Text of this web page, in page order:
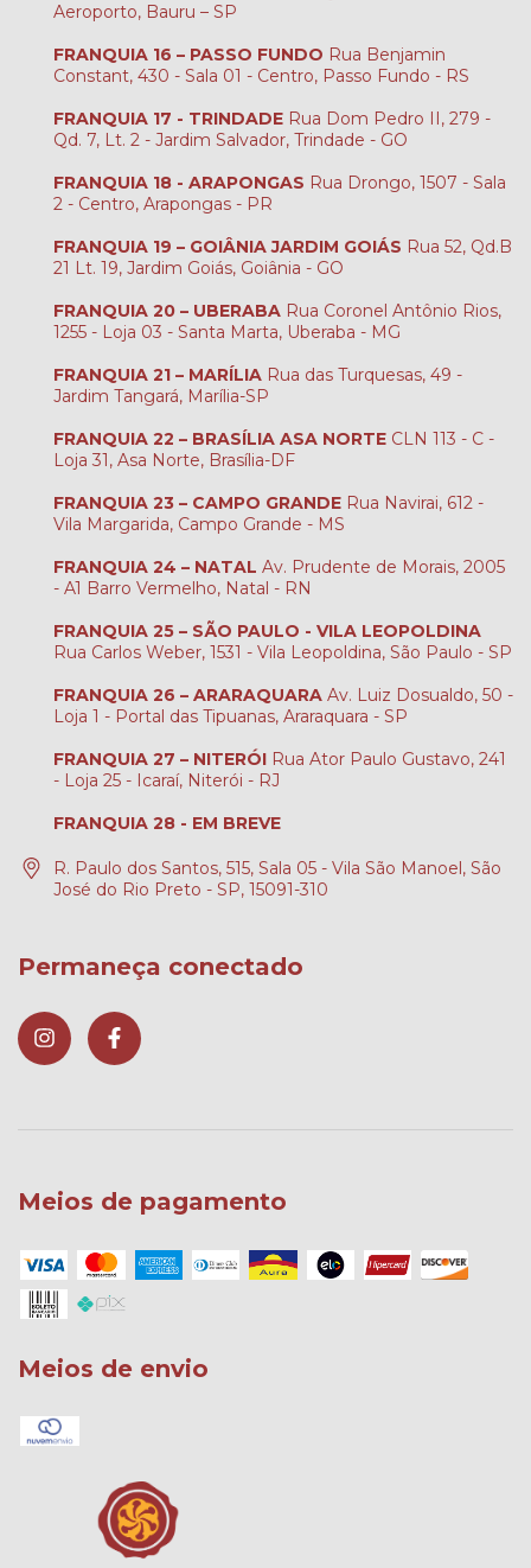
Aeroporto, Bauru – SP
FRANQUIA 16 – PASSO FUNDO Rua Benjamin
Constant, 430 - Sala 01 - Centro, Passo Fundo - RS
FRANQUIA 17 - TRINDADE Rua Dom Pedro II, 279 -
Qd. 7, Lt. 2 - Jardim Salvador, Trindade - GO
FRANQUIA 18 - ARAPONGAS Rua Drongo, 1507 - Sala
2 - Centro, Arapongas - PR
FRANQUIA 19 – GOIÂNIA JARDIM GOIÁS Rua 52, Qd.B
21 Lt. 19, Jardim Goiás, Goiânia - GO
FRANQUIA 20 – UBERABA Rua Coronel Antônio Rios,
1255 - Loja 03 - Santa Marta, Uberaba - MG
FRANQUIA 21 – MARÍLIA Rua das Turquesas, 49 -
Jardim Tangará, Marília-SP
FRANQUIA 22 – BRASÍLIA ASA NORTE CLN 113 - C -
Loja 31, Asa Norte, Brasília-DF
FRANQUIA 23 – CAMPO GRANDE Rua Navirai, 612 -
Vila Margarida, Campo Grande - MS
FRANQUIA 24 – NATAL Av. Prudente de Morais, 2005
- A1 Barro Vermelho, Natal - RN
FRANQUIA 25 – SÃO PAULO - VILA LEOPOLDINA
Rua Carlos Weber, 1531 - Vila Leopoldina, São Paulo - SP
FRANQUIA 26 – ARARAQUARA Av. Luiz Dosualdo, 50 -
Loja 1 - Portal das Tipuanas, Araraquara - SP
FRANQUIA 27 – NITERÓI Rua Ator Paulo Gustavo, 241
- Loja 25 - Icaraí, Niterói - RJ
FRANQUIA 28 - EM BREVE
R. Paulo dos Santos, 515, Sala 05 - Vila São Manoel, São
José do Rio Preto - SP, 15091-310
Permaneça conectado
Meios de pagamento
Meios de envio